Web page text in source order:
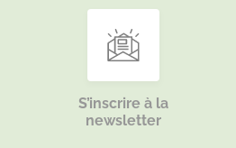
S’inscrire à la
newsletter